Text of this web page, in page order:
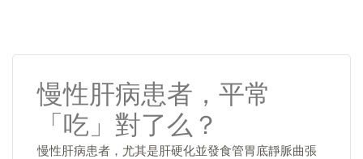
慢性肝病患者，平常
「吃」對了么？
慢性肝病患者，尤其是肝硬化並發食管胃底靜脈曲張